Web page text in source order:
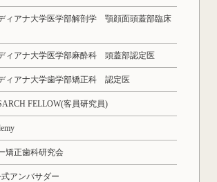
ィアナ大学医学部解剖学 顎顔面頭蓋部臨床
ィアナ大学医学部麻酔科 頭蓋部認定医
ィアナ大学歯学部矯正科 認定医
FELLOW(客員研究員)
矯正歯科研究会
アンバサダー